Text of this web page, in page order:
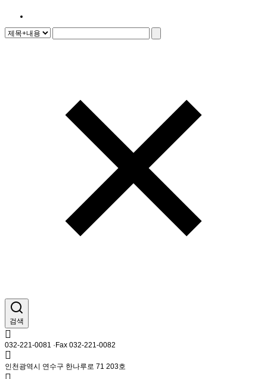
검색
032-221-0081 ·Fax 032-221-0082
인천광역시 연수구 한나루로 71 203호